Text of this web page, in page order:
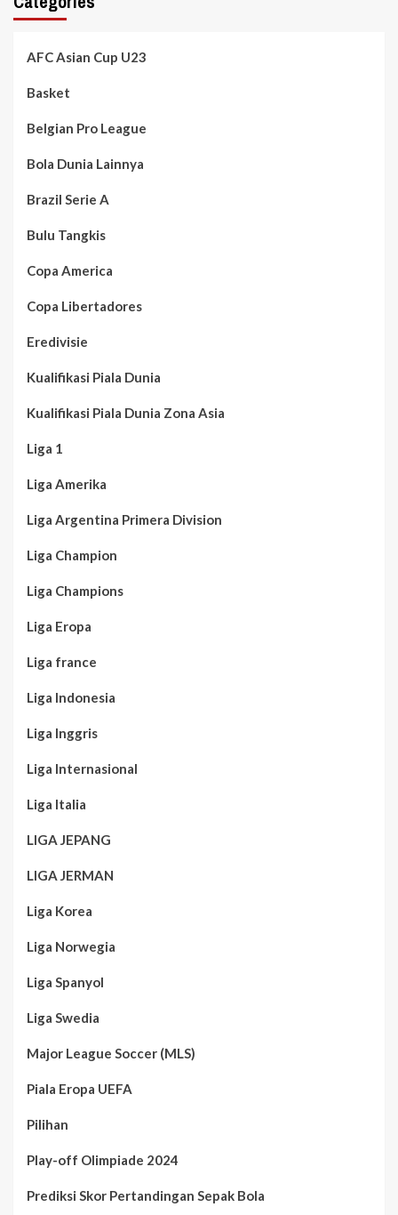
AFC Asian Cup U23
Basket
Belgian Pro League
Bola Dunia Lainnya
Brazil Serie A
Bulu Tangkis
Copa America
Copa Libertadores
Eredivisie
Kualifikasi Piala Dunia
Kualifikasi Piala Dunia Zona Asia
Liga 1
Liga Amerika
Liga Argentina Primera Division
Liga Champion
Liga Champions
Liga Eropa
Liga france
Liga Indonesia
Liga Inggris
Liga Internasional
Liga Italia
LIGA JEPANG
LIGA JERMAN
Liga Korea
Liga Norwegia
Liga Spanyol
Liga Swedia
Major League Soccer (MLS)
Piala Eropa UEFA
Pilihan
Play-off Olimpiade 2024
Prediksi Skor Pertandingan Sepak Bola